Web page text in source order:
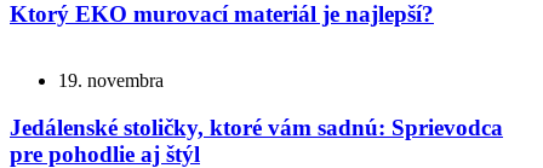
Ktorý EKO murovací materiál je najlepší?
19. novembra
Jedálenské stoličky, ktoré vám sadnú: Sprievodca
pre pohodlie aj štýl